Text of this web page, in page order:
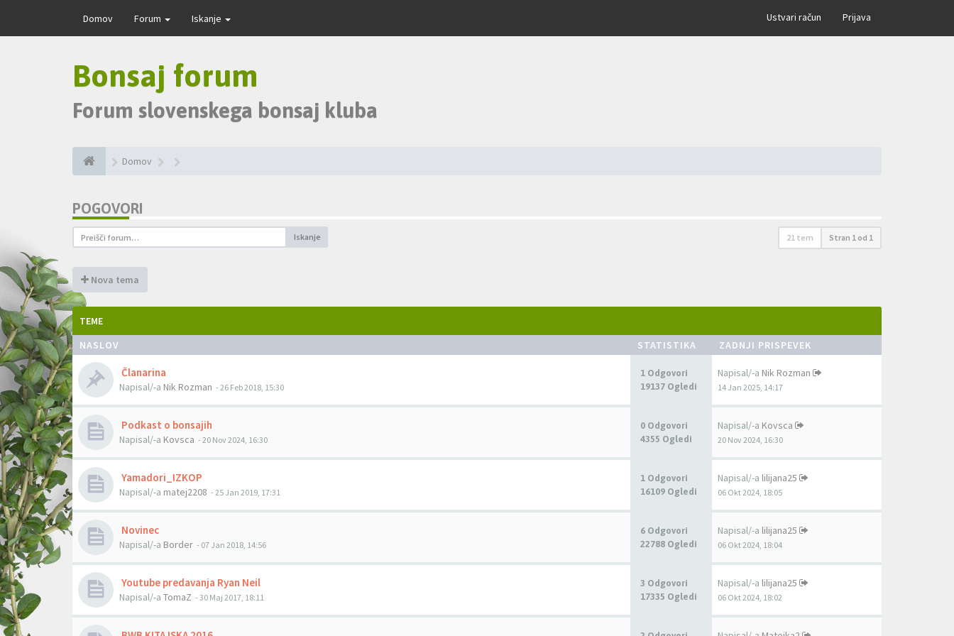
Domov Forum Iskanje Ustvari račun Prijava ×
Bonsaj forum
Forum slovenskega bonsaj kluba
Domov
POGOVORI
Iskanje 21 tem Stran 1 od 1
Nova tema
TEME
NASLOV
STATISTIKA ZADNJI PRISPEVEK
Članarina
Napisal/-a Nik Rozman - 26 Feb 2018, 15:30
1 Odgovori
19137 Ogledi
Napisal/-a Nik Rozman
14 Jan 2025, 14:17
Podkast o bonsajih
Napisal/-a Kovsca - 20 Nov 2024, 16:30
0 Odgovori
4355 Ogledi
Napisal/-a Kovsca
20 Nov 2024, 16:30
Yamadori_IZKOP
Napisal/-a matej2208 - 25 Jan 2019, 17:31
1 Odgovori
16109 Ogledi
Napisal/-a lilijana25
06 Okt 2024, 18:05
Novinec
Napisal/-a Border - 07 Jan 2018, 14:56
6 Odgovori
22788 Ogledi
Napisal/-a lilijana25
06 Okt 2024, 18:04
Youtube predavanja Ryan Neil
Napisal/-a TomaZ - 30 Maj 2017, 18:11
3 Odgovori
17335 Ogledi
Napisal/-a lilijana25
06 Okt 2024, 18:02